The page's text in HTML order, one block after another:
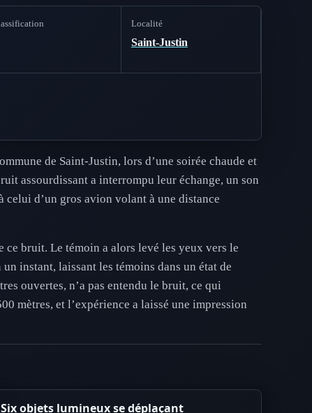
Localité
Saint-Justin
de Saint-Justin, lors d’une soirée chaude et
assourdissant a interrompu leur échange, un son
d’un gros avion volant à une distance
ce bruit. Le témoin a alors levé les yeux vers le
instant, laissant les témoins dans un état de
ouvertes, n’a pas entendu le bruit, ce qui
mètres, et l’expérience a laissé une impression
Six objets lumineux se déplaçant